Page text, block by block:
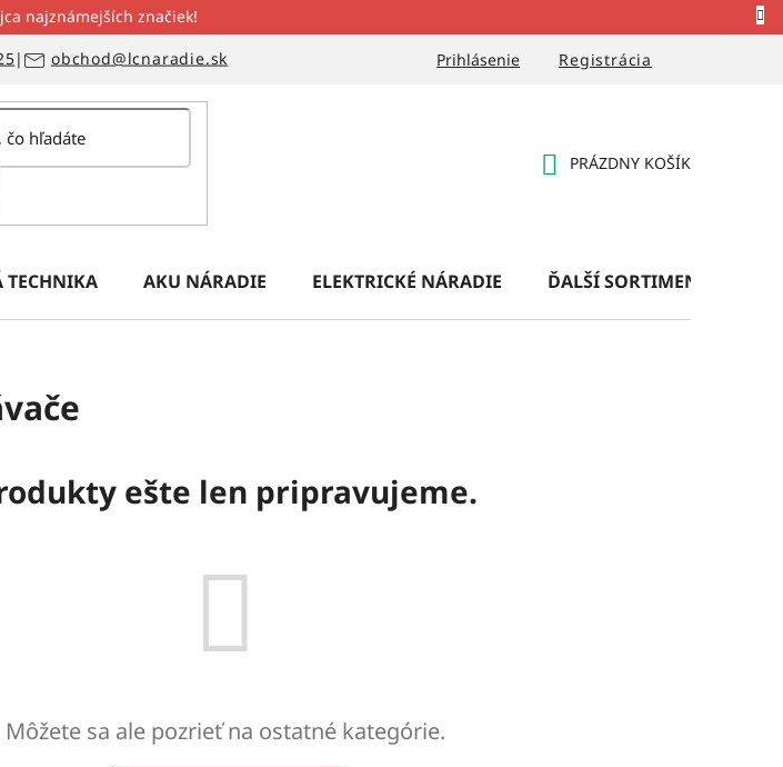
najznámejších značiek!
Prihlásenie Registrácia
| obchod@lcnaradie.sk
PRÁZDNY KOŠÍK
TECHNIKA AKU NÁRADIE ELEKTRICKÉ NÁRADIE ĎALŠÍ SORTIMENT
ešte len pripravujeme.
Môžete sa ale pozrieť na ostatné kategórie.